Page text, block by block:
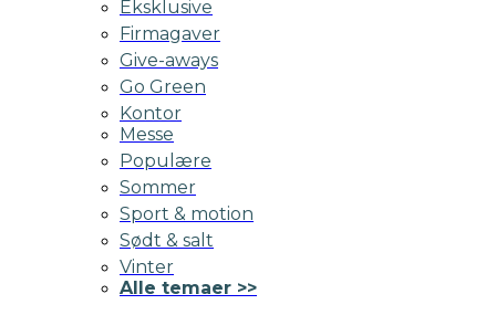
Eksklusive
Firmagaver
Give-aways
Go Green
Kontor
Messe
Populære
Sommer
Sport & motion
Sødt & salt
Vinter
Alle temaer >>